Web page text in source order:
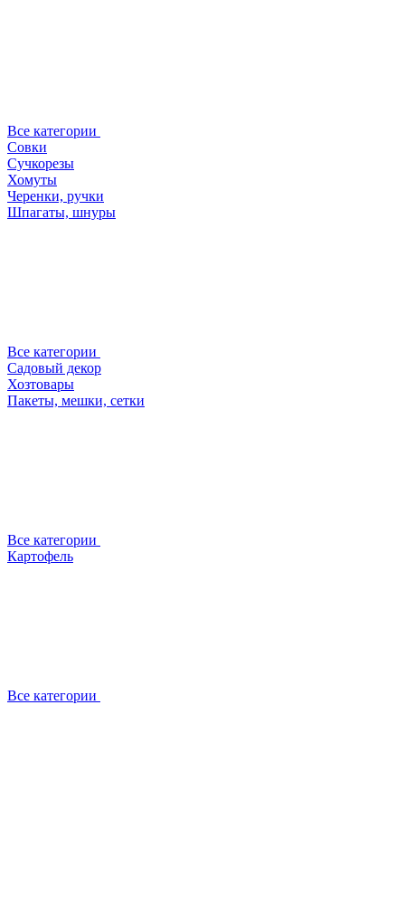
Все категории
Совки
Сучкорезы
Хомуты
Черенки, ручки
Шпагаты, шнуры
Все категории
Садовый декор
Хозтовары
Пакеты, мешки, сетки
Все категории
Картофель
Все категории